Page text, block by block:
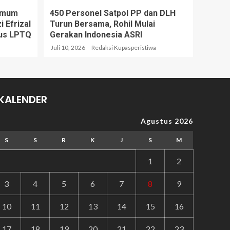
Efrizal
LPTQ
450 Personel Satpol PP dan DLH
Turun Bersama, Rohil Mulai
Gerakan Indonesia ASRI
Juli 10, 2026 Redaksi Kupasperistiwa
Agustus 2026
S S R K J S M
1 2
3 4 5 6 7 8 9
10 11 12 13 14 15 16